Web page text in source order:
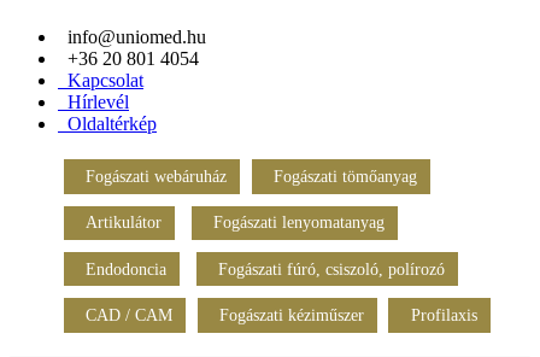
info@uniomed.hu
+36 20 801 4054
Kapcsolat
Hírlevél
Oldaltérkép
Fogászati webáruház Fogászati tömőanyag
Artikulátor Fogászati lenyomatanyag
Endodoncia Fogászati fúró, csiszoló, polírozó
CAD / CAM Fogászati kéziműszer Profilaxis